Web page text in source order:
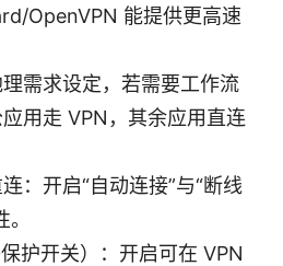
OpenVPN 能提供更高速
需求设定，若需要工作流
用走 VPN，其余应用直连
：开启“自动连接”与“断线
护开关）：开启可在 VPN